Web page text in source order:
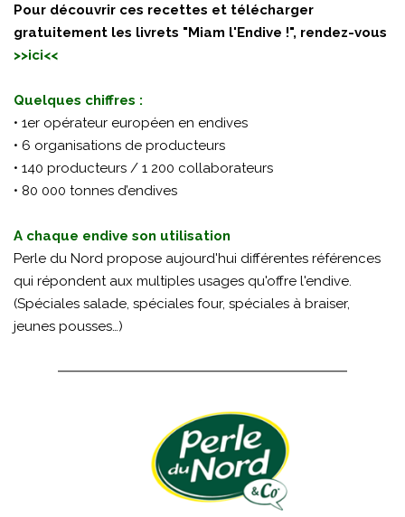
Pour découvrir ces recettes et télécharger
gratuitement les livrets "Miam l'Endive !", rendez-vous
>>ici<<
Quelques chiffres :
• 1er opérateur européen en endives
• 6 organisations de producteurs
• 140 producteurs / 1 200 collaborateurs
• 80 000 tonnes d’endives
A chaque endive son utilisation
Perle du Nord propose aujourd'hui différentes références
qui répondent aux multiples usages qu'offre l'endive.
(Spéciales salade, spéciales four, spéciales à braiser,
jeunes pousses…)